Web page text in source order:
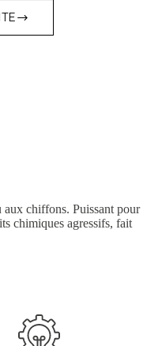
aux chiffons. Puissant pour
chimiques agressifs, fait